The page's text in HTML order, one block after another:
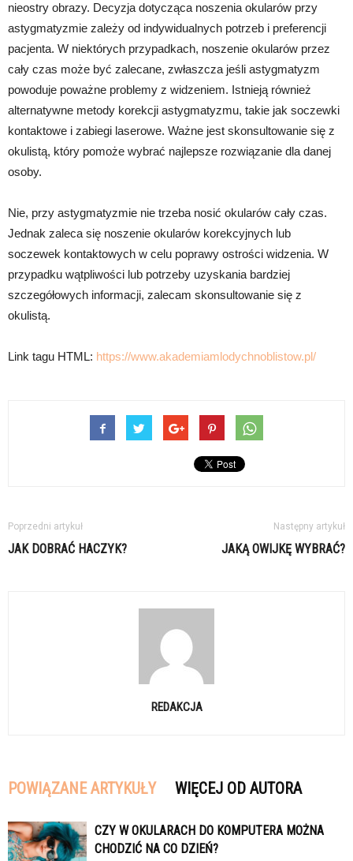
nieostry obrazy. Decyzja dotycząca noszenia okularów przy
astygmatyzmie zależy od indywidualnych potrzeb i preferencji
pacjenta. W niektórych przypadkach, noszenie okularów przez
cały czas może być zalecane, zwłaszcza jeśli astygmatyzm
powoduje poważne problemy z widzeniem. Istnieją również
alternatywne metody korekcji astygmatyzmu, takie jak soczewki
kontaktowe i zabiegi laserowe. Ważne jest skonsultowanie się z
okulistą, który pomoże wybrać najlepsze rozwiązanie dla danej
osoby.
Nie, przy astygmatyzmie nie trzeba nosić okularów cały czas.
Jednak zaleca się noszenie okularów korekcyjnych lub
soczewek kontaktowych w celu poprawy ostrości widzenia. W
przypadku wątpliwości lub potrzeby uzyskania bardziej
szczegółowych informacji, zalecam skonsultowanie się z
okulistą.
Link tagu HTML: https://www.akademiamlodychnoblistow.pl/
Poprzedni artykuł
JAK DOBRAĆ HACZYK?
Następny artykuł
JAKĄ OWIJKĘ WYBRAĆ?
REDAKCJA
POWIĄZANE ARTYKUŁY WIĘCEJ OD AUTORA
CZY W OKULARACH DO KOMPUTERA MOŻNA
CHODZIĆ NA CO DZIEŃ?